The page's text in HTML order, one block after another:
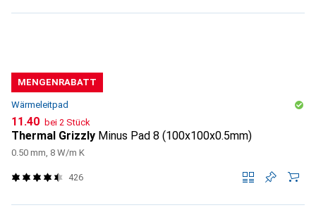
MENGENRABATT
Wärmeleitpad
CHF
11.40 bei 2 Stück
Thermal Grizzly Minus Pad 8 (100x100x0.5mm)
0.50 mm, 8 W/m K
426